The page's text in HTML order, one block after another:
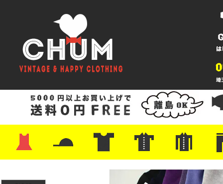
・レザーシューズ/スニーカー
・プリントTシャツ
・バンド/ツアー
・キャラクター
・Nike/adidas/スポーツ
・チャンピオン
・サーフ/スケート
・ボーダー/総柄/無地
・フットボール/リンガー
・タンクトップ/NBA・ポロシャツ
・半袖シャツ
・アロハ/サーフ/ボーリング
・ラルフ/ブランド
・無地/チェック/ストラ
・ワーク/ミリタリー/ウ
・ネル/ウール ・ショ
・アウ
・ジー
・
・ミリ
・コー
・コッ
・オー
・ジャ
ン